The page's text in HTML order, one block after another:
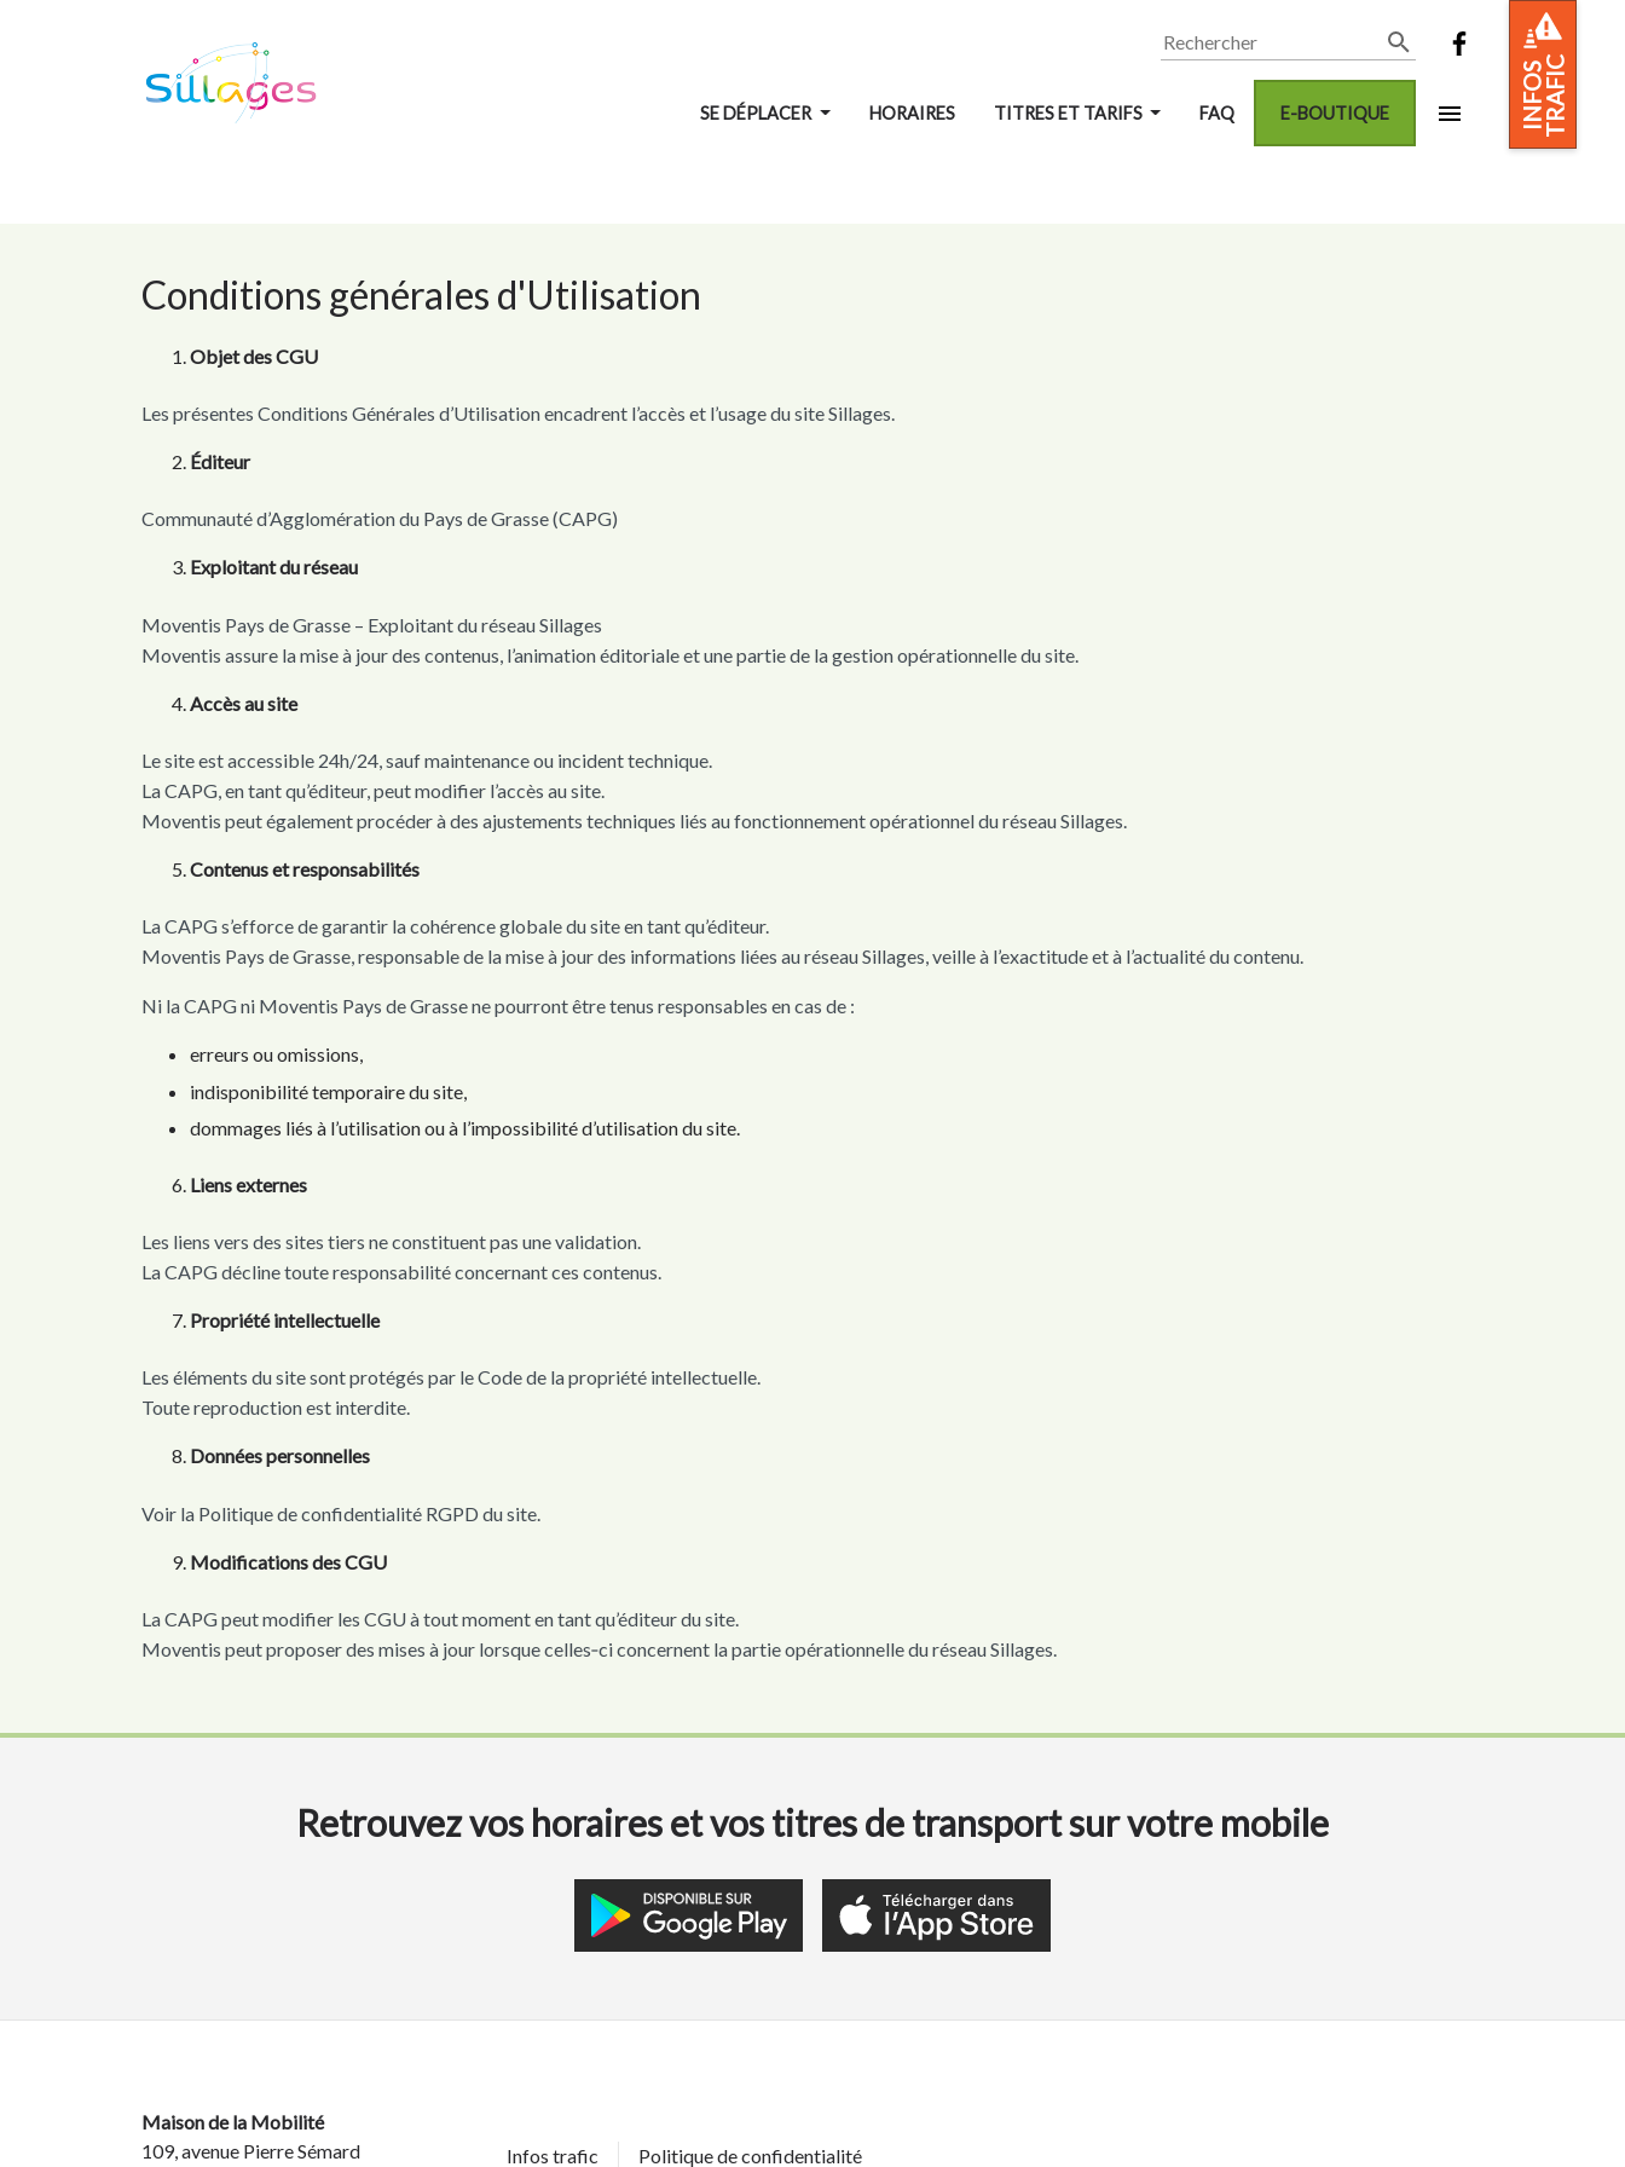
INFOSTRAFIC
Rechercher
SE DÉPLACER HORAIRES TITRES ET TARIFS FAQ E-BOUTIQUE
Conditions générales d'Utilisation
Objet des CGU
Les présentes Conditions Générales d’Utilisation encadrent l’accès et l’usage du site Sillages.
Éditeur
Communauté d’Agglomération du Pays de Grasse (CAPG)
Exploitant du réseau
Moventis Pays de Grasse – Exploitant du réseau Sillages
Moventis assure la mise à jour des contenus, l’animation éditoriale et une partie de la gestion opérationnelle du site.
Accès au site
Le site est accessible 24h/24, sauf maintenance ou incident technique.
La CAPG, en tant qu’éditeur, peut modifier l’accès au site.
Moventis peut également procéder à des ajustements techniques liés au fonctionnement opérationnel du réseau Sillages.
Contenus et responsabilités
La CAPG s’efforce de garantir la cohérence globale du site en tant qu’éditeur.
Moventis Pays de Grasse, responsable de la mise à jour des informations liées au réseau Sillages, veille à l’exactitude et à l’actualité du contenu.
Ni la CAPG ni Moventis Pays de Grasse ne pourront être tenus responsables en cas de :
erreurs ou omissions,
indisponibilité temporaire du site,
dommages liés à l’utilisation ou à l’impossibilité d’utilisation du site.
Liens externes
Les liens vers des sites tiers ne constituent pas une validation.
La CAPG décline toute responsabilité concernant ces contenus.
Propriété intellectuelle
Les éléments du site sont protégés par le Code de la propriété intellectuelle.
Toute reproduction est interdite.
Données personnelles
Voir la Politique de confidentialité RGPD du site.
Modifications des CGU
La CAPG peut modifier les CGU à tout moment en tant qu’éditeur du site.
Moventis peut proposer des mises à jour lorsque celles‑ci concernent la partie opérationnelle du réseau Sillages.
Retrouvez vos horaires et vos titres de transport sur votre mobile
Maison de la Mobilité
109, avenue Pierre Sémard
Infos trafic Politique de confidentialité